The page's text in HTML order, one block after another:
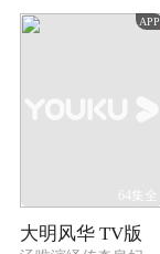
APP
64集全
大明风华 TV版